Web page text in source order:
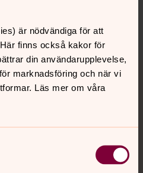
är nödvändiga för att
finns också kakor för
din användarupplevelse,
marknadsföring och när vi
Läs mer om våra